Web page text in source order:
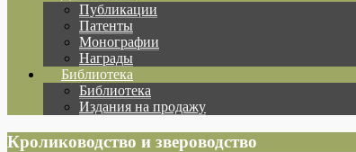
Публикации
Патенты
Монографии
Награды
Библиотека
Библиотека
Издания на продажу
Кролиководство и звероводство